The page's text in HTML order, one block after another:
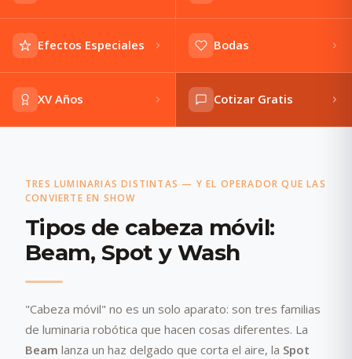
Efectos Especiales Bodas
XV Años Cotizar Gratis
TRES LUMINARIAS DISTINTAS — Y EL OPERADOR QUE LAS
CONVIERTE EN SHOW
Tipos de cabeza móvil:
Beam, Spot y Wash
"Cabeza móvil" no es un solo aparato: son tres familias
de luminaria robótica que hacen cosas diferentes. La
Beam lanza un haz delgado que corta el aire, la Spot